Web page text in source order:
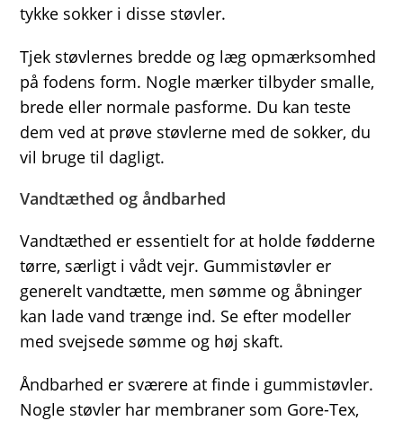
tykke sokker i disse støvler.
Tjek støvlernes bredde og læg opmærksomhed
på fodens form. Nogle mærker tilbyder smalle,
brede eller normale pasforme. Du kan teste
dem ved at prøve støvlerne med de sokker, du
vil bruge til dagligt.
Vandtæthed og åndbarhed
Vandtæthed er essentielt for at holde fødderne
tørre, særligt i vådt vejr. Gummistøvler er
generelt vandtætte, men sømme og åbninger
kan lade vand trænge ind. Se efter modeller
med svejsede sømme og høj skaft.
Åndbarhed er sværere at finde i gummistøvler.
Nogle støvler har membraner som Gore-Tex,